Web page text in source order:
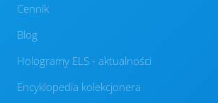
Cennik
Blog
Hologramy ELS - aktualności
Encyklopedia kolekcjonera